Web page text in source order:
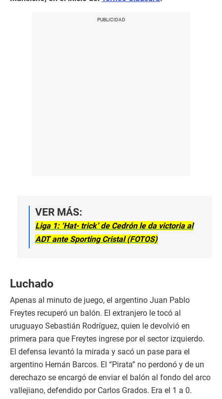
VER MÁS:
Liga 1: ‘Hat- trick’ de Cedrón le da victoria al
ADT ante Sporting Cristal (FOTOS)
Luchado
Apenas al minuto de juego, el argentino Juan Pablo
Freytes recuperó un balón. El extranjero le tocó al
uruguayo Sebastián Rodríguez, quien le devolvió en
primera para que Freytes ingrese por el sector izquierdo.
El defensa levantó la mirada y sacó un pase para el
argentino Hernán Barcos. El “Pirata” no perdonó y de un
derechazo se encargó de enviar el balón al fondo del arco
vallejiano, defendido por Carlos Grados. Era el 1 a 0.